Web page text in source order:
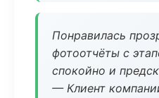
Понравилась
фотоотчёты с
спокойно и
— Клиент